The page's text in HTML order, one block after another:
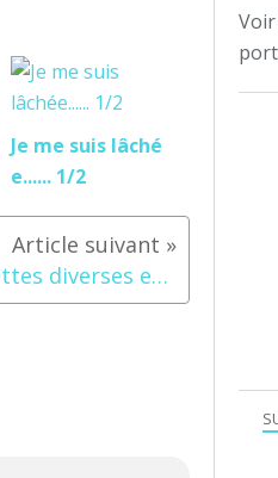
Je me suis lâché
e...... 1/2
Quelques cousettes diverses et variées